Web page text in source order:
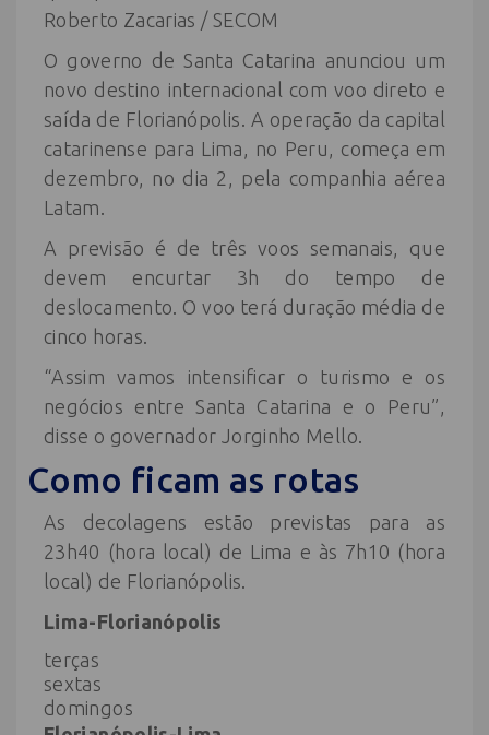
Roberto Zacarias / SECOM
O governo de Santa Catarina anunciou um
novo destino internacional com voo direto e
saída de Florianópolis. A operação da capital
catarinense para Lima, no Peru, começa em
dezembro, no dia 2, pela companhia aérea
Latam.
A previsão é de três voos semanais, que
devem encurtar 3h do tempo de
deslocamento. O voo terá duração média de
cinco horas.
“Assim vamos intensificar o turismo e os
negócios entre Santa Catarina e o Peru”,
disse o governador Jorginho Mello.
Como ficam as rotas
As decolagens estão previstas para as
23h40 (hora local) de Lima e às 7h10 (hora
local) de Florianópolis.
Lima-Florianópolis
terças
sextas
domingos